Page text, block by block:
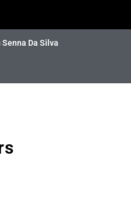
Da Silva